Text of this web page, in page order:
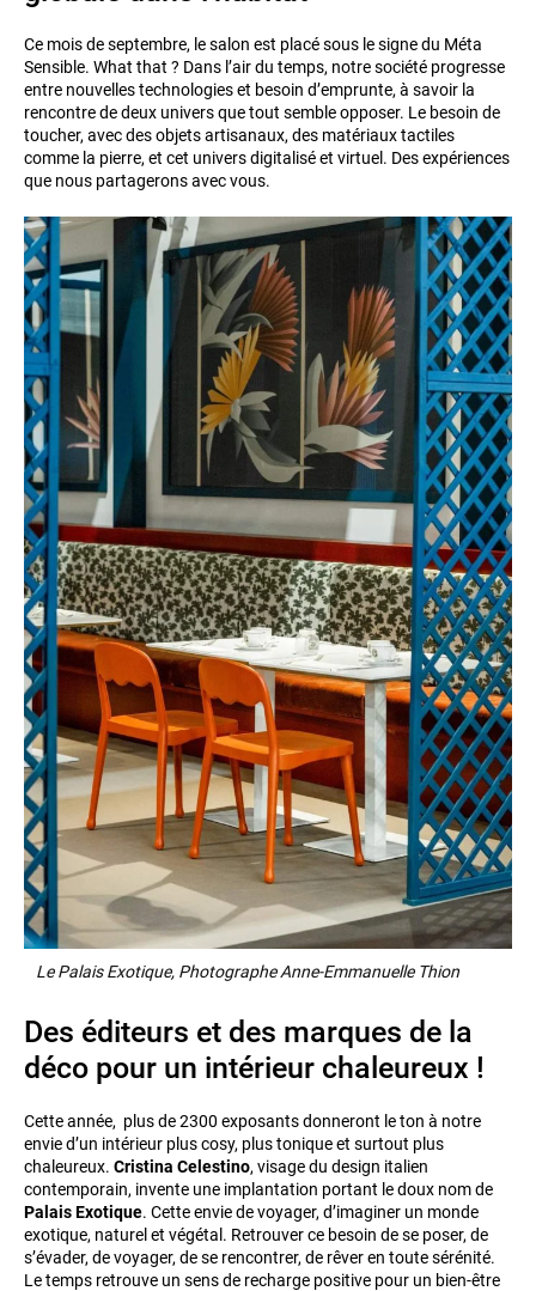
Ce mois de septembre, le salon est placé sous le signe du Méta
Sensible. What that ? Dans l’air du temps, notre société progresse
entre nouvelles technologies et besoin d’emprunte, à savoir la
rencontre de deux univers que tout semble opposer. Le besoin de
toucher, avec des objets artisanaux, des matériaux tactiles
comme la pierre, et cet univers digitalisé et virtuel. Des expériences
que nous partagerons avec vous.
Le Palais Exotique, Photographe Anne-Emmanuelle Thion
Des éditeurs et des marques de la
déco pour un intérieur chaleureux !
Cette année, plus de 2300 exposants donneront le ton à notre
envie d’un intérieur plus cosy, plus tonique et surtout plus
chaleureux. Cristina Celestino, visage du design italien
contemporain, invente une implantation portant le doux nom de
Palais Exotique. Cette envie de voyager, d’imaginer un monde
exotique, naturel et végétal. Retrouver ce besoin de se poser, de
s’évader, de voyager, de se rencontrer, de rêver en toute sérénité.
Le temps retrouve un sens de recharge positive pour un bien-être